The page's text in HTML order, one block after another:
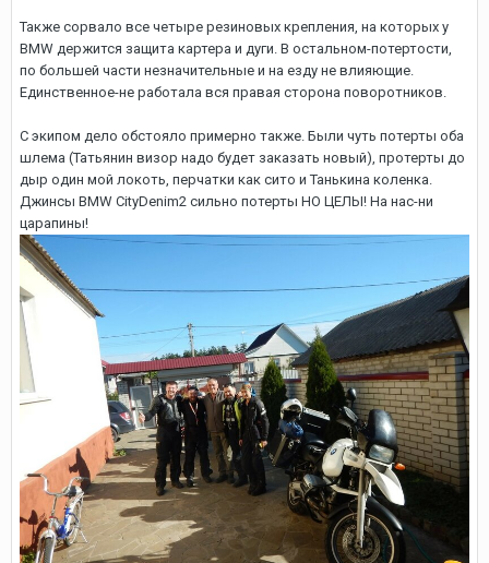
Также сорвало все четыре резиновых крепления, на которых у
BMW держится защита картера и дуги. В остальном-потертости,
по большей части незначительные и на езду не влияющие.
Единственное-не работала вся правая сторона поворотников.
С экипом дело обстояло примерно также. Были чуть потерты оба
шлема (Татьянин визор надо будет заказать новый), протерты до
дыр один мой локоть, перчатки как сито и Танькина коленка.
Джинсы BMW CityDenim2 сильно потерты НО ЦЕЛЫ! На нас-ни
царапины!